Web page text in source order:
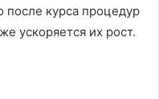
после курса процедур
ускоряется их рост.